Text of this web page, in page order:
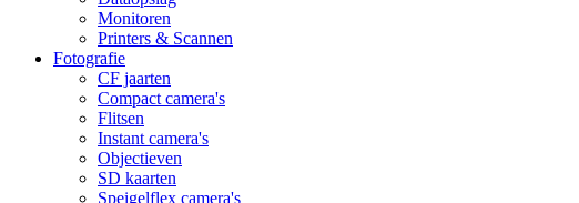
Monitoren
Printers & Scannen
Fotografie
CF jaarten
Compact camera's
Flitsen
Instant camera's
Objectieven
SD kaarten
Speigelflex camera's